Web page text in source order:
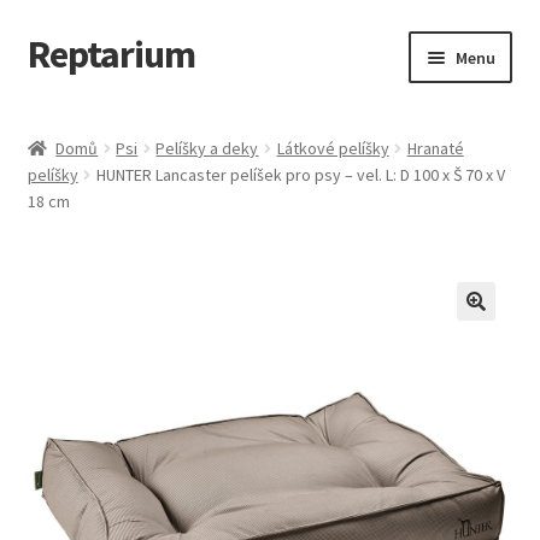
Přeskočit
na
Přejít
k
webu
Reptarium Menu
Košík
Pokladna
Vše pro kočky
Domů Psi Pelíšky a deky Látkové pelíšky
Hranaté
pelíšky
HUNTER Lancaster pelíšek pro psy – vel. L: D 100 x Š 70 x V
18 cm